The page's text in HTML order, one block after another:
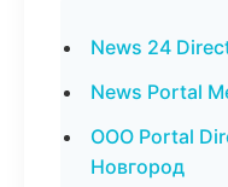
News 24
News Portal
ООО Portal
Новгород